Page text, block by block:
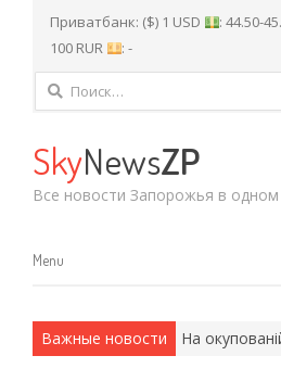
Приватбанк: ($) 1 USD : 44.50-
100 RUR
: -
Найти:
SkyNewsZP
Все новости Запорожья в одном
Menu
Menu
Важные новости
армейские методы. На